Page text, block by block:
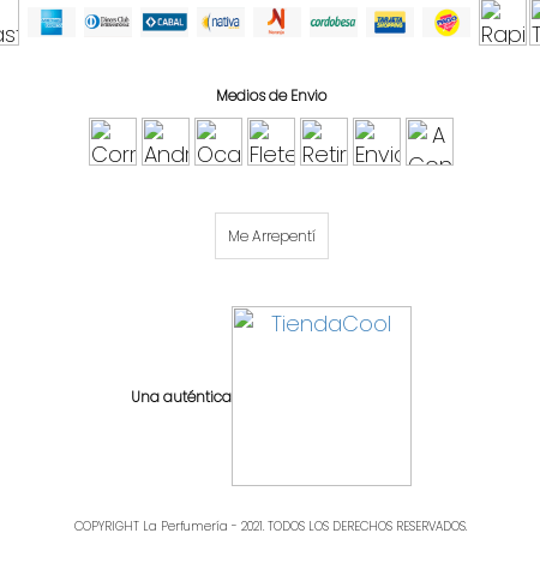
Medios de Envio
Me Arrepentí
Una auténtica
COPYRIGHT La Perfumería - 2021. TODOS LOS DERECHOS RESERVADOS.